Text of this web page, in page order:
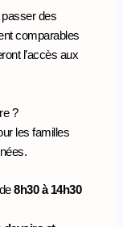
passer des
comparables
l’accès aux
?
les familles
8h30 à 14h30